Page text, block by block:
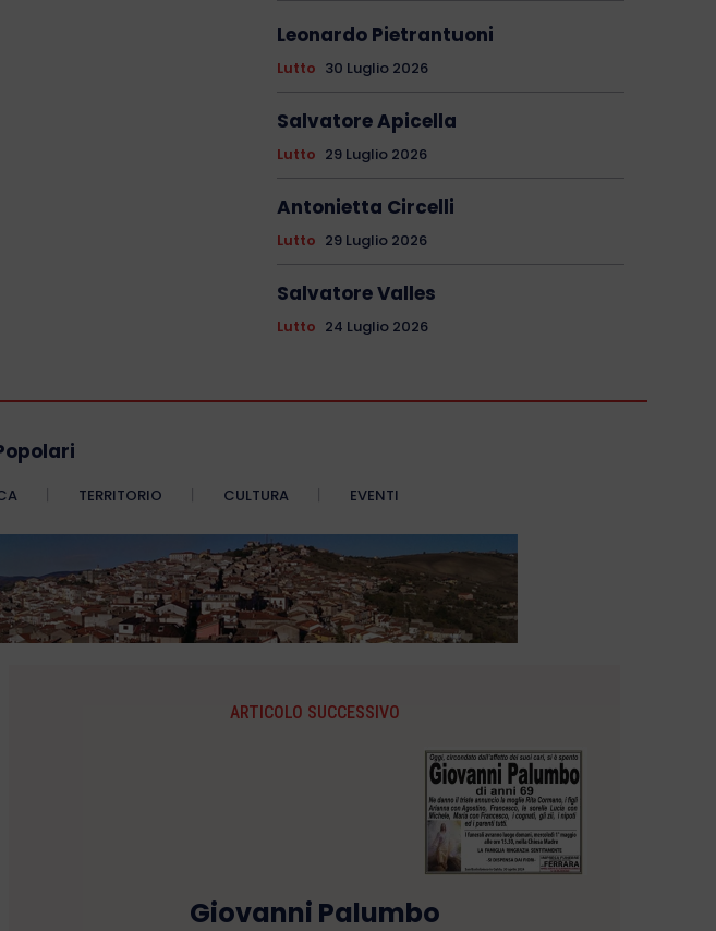
Leonardo Pietrantuoni
Lutto 30 Luglio 2026
Salvatore Apicella
Lutto 29 Luglio 2026
Antonietta Circelli
Lutto 29 Luglio 2026
Salvatore Valles
Lutto 24 Luglio 2026
TERRITORIO CULTURA EVENTI
ARTICOLO SUCCESSIVO
Giovanni Palumbo